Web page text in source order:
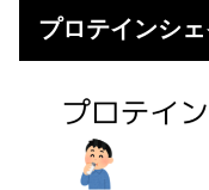
プロテインシ